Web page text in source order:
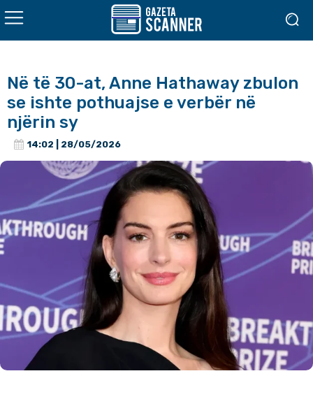
Në të 30-at, Anne Hathaway zbulon
se ishte pothuajse e verbër në
njërin sy
14:02 | 28/05/2026